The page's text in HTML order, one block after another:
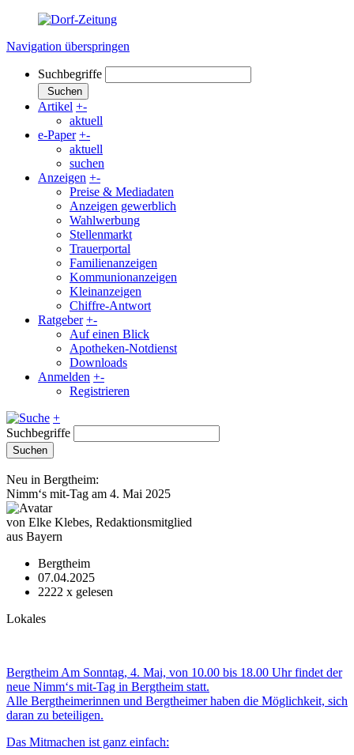
Navigation überspringen
Suchbegriffe
Suchen
Artikel +-
aktuell
e-Paper +-
aktuell
suchen
Anzeigen +-
Preise & Mediadaten
Anzeigen gewerblich
Wahlwerbung
Stellenmarkt
Trauerportal
Familienanzeigen
Kommunionanzeigen
Kleinanzeigen
Chiffre-Antwort
Ratgeber +-
Auf einen Blick
Apotheken-Notdienst
Downloads
Anmelden +-
Registrieren
+
Suchbegriffe
Suchen
Neu in Bergtheim:
Nimm‘s mit-Tag am 4. Mai 2025
von Elke Klebes, Redaktionsmitglied
aus Bayern
Bergtheim
07.04.2025
2222 x gelesen
Lokales
Bergtheim Am Sonntag, 4. Mai, von 10.00 bis 18.00 Uhr findet der
neue Nimm‘s mit-Tag in Bergtheim statt.
Alle Bergtheimerinnen und Bergtheimer haben die Möglichkeit, sich
daran zu beteiligen.
Das Mitmachen ist ganz einfach: